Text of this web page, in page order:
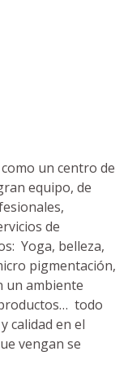
un centro de
equipo, de
de
Yoga, belleza,
pigmentación,
un ambiente
todo
calidad en el
vengan se